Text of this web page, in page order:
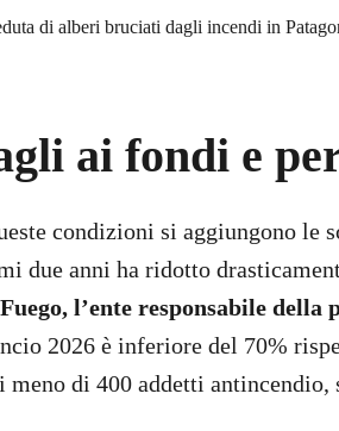
ai fondi e
condizioni si aggiungono le
due anni ha ridotto
l’ente responsabile della
2026 è inferiore del 70%
meno di 400 addetti